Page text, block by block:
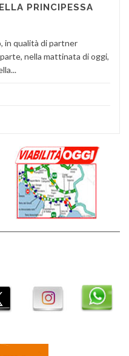
PRINCIPESSA
in qualità di partner
nella mattinata di oggi,